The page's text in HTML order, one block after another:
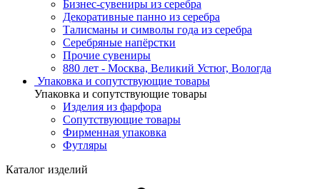
Бизнес-сувениры из серебра
Декоративные панно из серебра
Талисманы и символы года из серебра
Серебряные напёрстки
Прочие сувениры
880 лет - Москва, Великий Устюг, Вологда
Упаковка и сопутствующие товары
Упаковка и сопутствующие товары
Изделия из фарфора
Сопутствующие товары
Фирменная упаковка
Футляры
Каталог изделий